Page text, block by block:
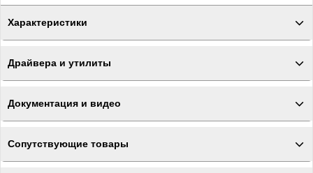
Характеристики
Драйвера и утилиты
Документация и видео
Сопутствующие товары